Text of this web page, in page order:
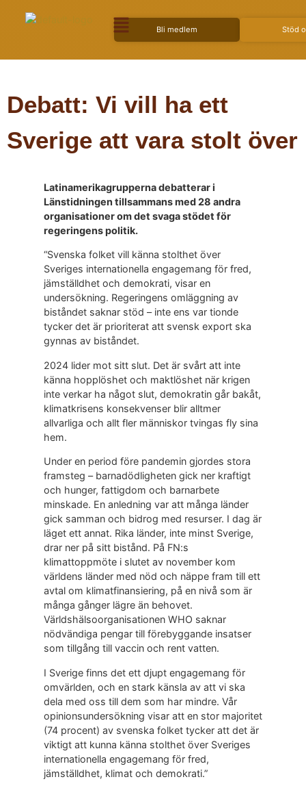
Bli medlem Stöd
Debatt: Vi vill ha ett
Sverige att vara stolt över
Latinamerikagrupperna debatterar i
Länstidningen tillsammans med 28 andra
organisationer om det svaga stödet för
regeringens politik.
“Svenska folket vill känna stolthet över
Sveriges internationella engagemang för fred,
jämställdhet och demokrati, visar en
undersökning. Regeringens omläggning av
biståndet saknar stöd – inte ens var tionde
tycker det är prioriterat att svensk export ska
gynnas av biståndet.
2024 lider mot sitt slut. Det är svårt att inte
känna hopplöshet och maktlöshet när krigen
inte verkar ha något slut, demokratin går bakåt,
klimatkrisens konsekvenser blir alltmer
allvarliga och allt fler människor tvingas fly sina
hem.
Under en period före pandemin gjordes stora
framsteg – barnadödligheten gick ner kraftigt
och hunger, fattigdom och barnarbete
minskade. En anledning var att många länder
gick samman och bidrog med resurser. I dag är
läget ett annat. Rika länder, inte minst Sverige,
drar ner på sitt bistånd. På FN:s
klimattoppmöte i slutet av november kom
världens länder med nöd och näppe fram till ett
avtal om klimatfinansiering, på en nivå som är
många gånger lägre än behovet.
Världshälsoorganisationen WHO saknar
nödvändiga pengar till förebyggande insatser
som tillgång till vaccin och rent vatten.
I Sverige finns det ett djupt engagemang för
omvärlden, och en stark känsla av att vi ska
dela med oss till dem som har mindre. Vår
opinionsundersökning visar att en stor majoritet
(74 procent) av svenska folket tycker att det är
viktigt att kunna känna stolthet över Sveriges
internationella engagemang för fred,
jämställdhet, klimat och demokrati.”